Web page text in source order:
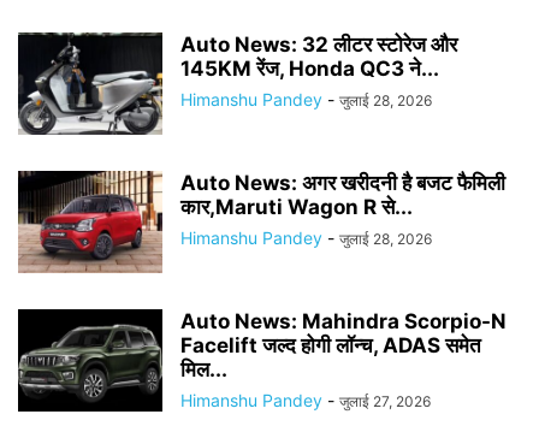
Auto News: 32 लीटर स्टोरेज और
145KM रेंज, Honda QC3 ने...
Himanshu Pandey - जुलाई 28, 2026
Auto News: अगर खरीदनी है बजट फैमिली
कार,Maruti Wagon R से...
Himanshu Pandey - जुलाई 28, 2026
Auto News: Mahindra Scorpio-N
Facelift जल्द होगी लॉन्च, ADAS समेत
मिल...
Himanshu Pandey - जुलाई 27, 2026